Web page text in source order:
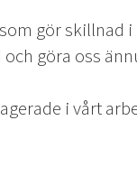
gör skillnad i
göra oss
i vårt